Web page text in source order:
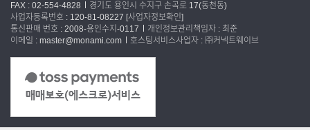
FAX : 02-554-4828
경기도 용인시 수지구 손곡로 17(동천동)
사업자등록번호 : 120-81-08227 [사업자정보확인]
통신판매 번호 : 2008-용인수지-0117
개인정보관리책임자 : 최준
이메일 : master@monami.com
호스팅서비스사업자 : ㈜커넥트웨이브